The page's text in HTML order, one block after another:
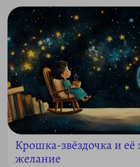
Крошка-звёздочка и её
желание